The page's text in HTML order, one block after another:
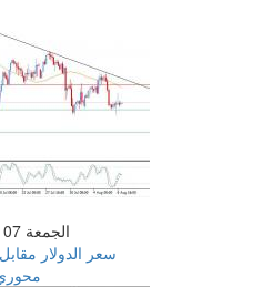
الجمعة 07 أغسطس 2026 06:06 صباحاً
سعر الدولار
محوري –